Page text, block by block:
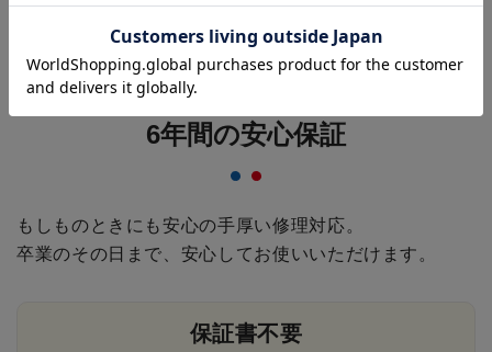
もっと見る
6年間の安心保証
もしものときにも安心の手厚い修理対応。
卒業のその日まで、安心してお使いいただけます。
保証書不要